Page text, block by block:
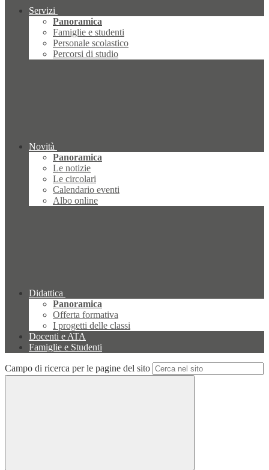
Servizi
Panoramica
Famiglie e studenti
Personale scolastico
Percorsi di studio
Novità
Panoramica
Le notizie
Le circolari
Calendario eventi
Albo online
Didattica
Panoramica
Offerta formativa
I progetti delle classi
Docenti e ATA
Famiglie e Studenti
Campo di ricerca per le pagine del sito